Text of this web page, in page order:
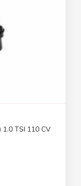
1.0 TSI 110 CV